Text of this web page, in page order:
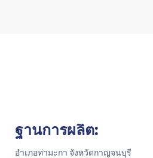
ฐานการผลิต:
อำเภอท่ามะกา จังหวัดกาญจนบุรี